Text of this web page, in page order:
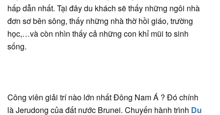
hấp dẫn nhất. Tại đây du khách sẽ thấy những ngôi nhà
đơn sơ bên sông, thấy những nhà thờ hồi giáo, trường
học,…và còn nhìn thấy cả những con khỉ mũi to sinh
sống.
Công viên giải trí nào lớn nhất Đông Nam Á ? Đó chính
là Jerudong của đất nước Brunei. Chuyến hành trình Du